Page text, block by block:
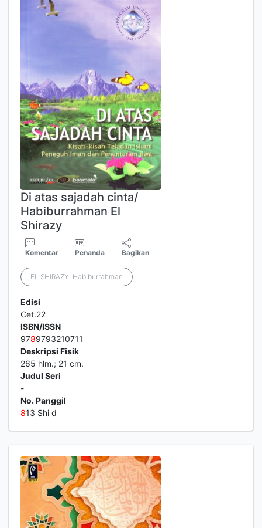
Di atas sajadah cinta/
Habiburrahman El
Shirazy
Komentar Penanda Bagikan
EL SHIRAZY, Habiburrahman
Edisi
Cet.22
ISBN/ISSN
9789793210711
Deskripsi Fisik
265 hlm.; 21 cm.
Judul Seri
-
No. Panggil
813 Shi d